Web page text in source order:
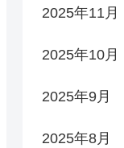
2025年11月
2025年10月
2025年9月
2025年8月